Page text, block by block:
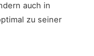
auch in
zu seiner